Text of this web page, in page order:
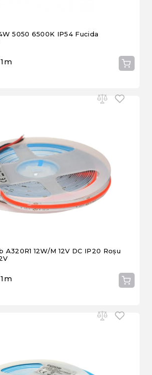
5050 6500K IP54 Fucida
A320R1 12W/M 12V DC IP20 Roșu